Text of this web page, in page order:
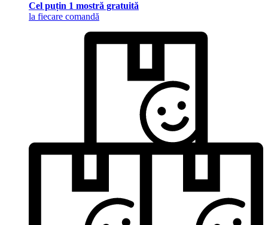
Cel puțin 1 mostră gratuită
la fiecare comandă